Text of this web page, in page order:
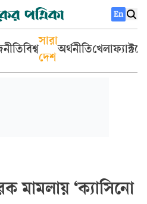
En
বিশ্ব
সারা
দেশ
অর্থনীতিখেলা
মামলায় ‘ক্যাসিনো